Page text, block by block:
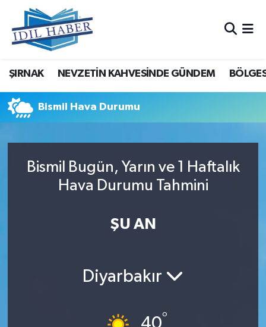
ŞIRNAK NEVZETİN KAHVESİNDE GÜNDEM
Bismil Hava Durumu
Bismil Bugün, Yarın ve 1 Haftalık
Hava Durumu Tahmini
ŞU AN
Diyarbakır
°
Nöbetçi Eczaneler
Hava Durumu
Trafik Durumu
Tüm Manşetler